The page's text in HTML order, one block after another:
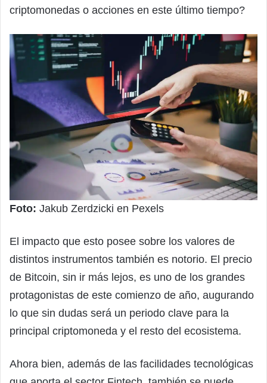
criptomonedas o acciones en este último tiempo?
Foto: Jakub Zerdzicki en Pexels
El impacto que esto posee sobre los valores de
distintos instrumentos también es notorio. El precio
de Bitcoin, sin ir más lejos, es uno de los grandes
protagonistas de este comienzo de año, augurando
lo que sin dudas será un periodo clave para la
principal criptomoneda y el resto del ecosistema.
Ahora bien, además de las facilidades tecnológicas